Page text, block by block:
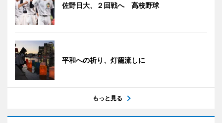
佐野日大、２回戦へ 高校野球
平和への祈り、灯籠流しに
もっと見る